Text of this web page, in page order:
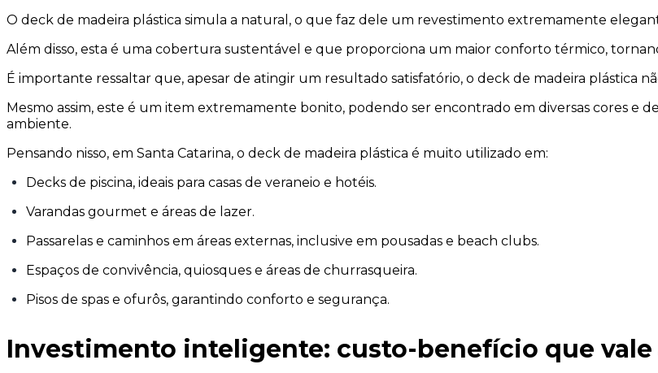
O deck de madeira plástica simula a natural, o que faz dele um revestimento extremamente
Além disso, esta é uma cobertura sustentável e que proporciona um maior conforto térmico,
É importante ressaltar que, apesar de atingir um resultado satisfatório, o deck de madeira plástica
Mesmo assim, este é um item extremamente bonito, podendo ser encontrado em diversas cores e
ambiente.
Pensando nisso, em Santa Catarina, o deck de madeira plástica é muito utilizado em:
Decks de piscina, ideais para casas de veraneio e hotéis.
Varandas gourmet e áreas de lazer.
Passarelas e caminhos em áreas externas, inclusive em pousadas e beach clubs.
Espaços de convivência, quiosques e áreas de churrasqueira.
Pisos de spas e ofurôs, garantindo conforto e segurança.
Investimento inteligente: custo-benefício que vale